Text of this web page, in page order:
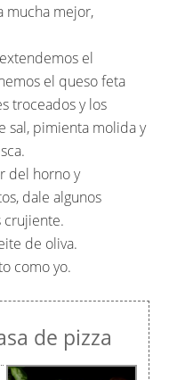
mucha mejor,
el
el queso feta
troceados y los
sal, pimienta molida y
del horno y
dale algunos
crujiente.
de oliva.
como yo.
de pizza